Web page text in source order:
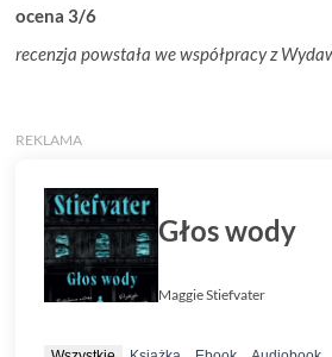
ocena 3/6
recenzja powstała we współpracy z